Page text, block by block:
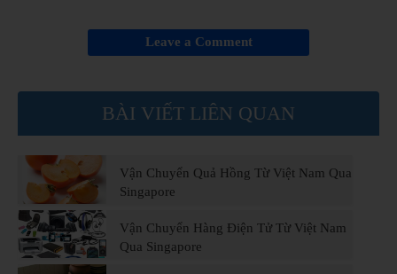
Leave a Comment
BÀI VIẾT LIÊN QUAN
Vận Chuyển Quả Hồng Từ Việt Nam Qua
Singapore
Vận Chuyển Hàng Điện Tử Từ Việt Nam
Qua Singapore